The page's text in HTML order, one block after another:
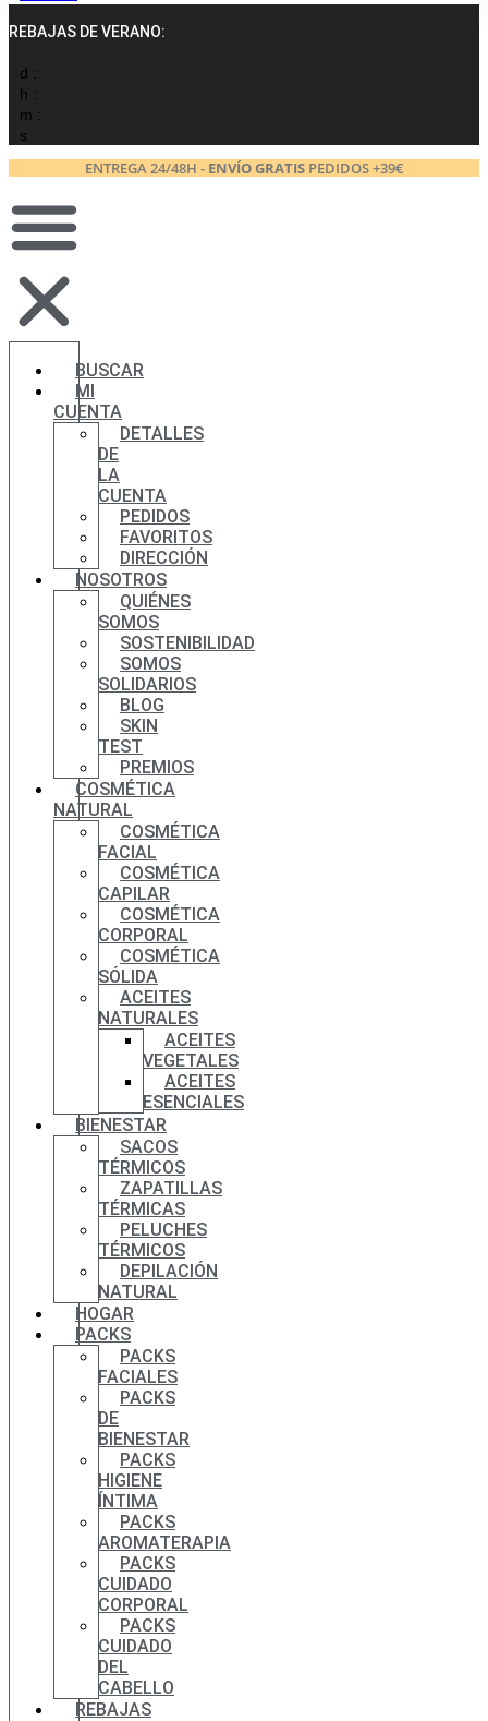
REBAJAS DE VERANO:
d :
h :
m :
s
ENTREGA 24/48H - ENVÍO GRATISPEDIDOS +39€
BUSCAR
MI
CUENTA
DETALLES
DE
LA
CUENTA
PEDIDOS
FAVORITOS
DIRECCIÓN
NOSOTROS
QUIÉNES
SOMOS
SOSTENIBILIDAD
SOMOS
SOLIDARIOS
BLOG
SKIN
TEST
PREMIOS
COSMÉTICA
NATURAL
COSMÉTICA
FACIAL
COSMÉTICA
CAPILAR
COSMÉTICA
CORPORAL
COSMÉTICA
SÓLIDA
ACEITES
NATURALES
ACEITES
VEGETALES
ACEITES
ESENCIALES
BIENESTAR
SACOS
TÉRMICOS
ZAPATILLAS
TÉRMICAS
PELUCHES
TÉRMICOS
DEPILACIÓN
NATURAL
HOGAR
PACKS
PACKS
FACIALES
PACKS
DE
BIENESTAR
PACKS
HIGIENE
ÍNTIMA
PACKS
AROMATERAPIA
PACKS
CUIDADO
CORPORAL
PACKS
CUIDADO
DEL
CABELLO
REBAJAS